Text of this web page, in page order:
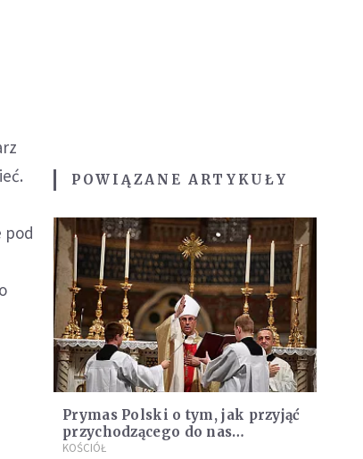
pod
POWIĄZANE ARTYKUŁY
Prymas Polski o tym, jak przyjąć
przychodzącego do nas
Zbawiciela
KOŚCIÓŁ